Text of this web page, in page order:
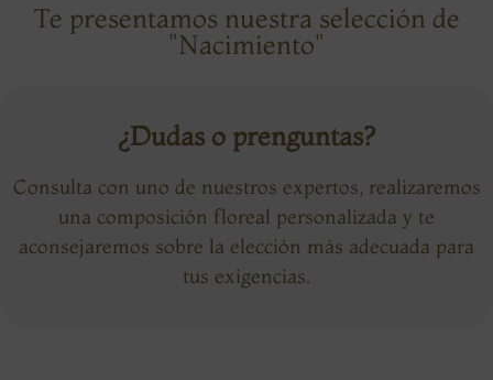
Te presentamos nuestra selección de
"Nacimiento"
¿Dudas o prenguntas?
Consulta con uno de nuestros expertos, realizaremos
una composición floreal personalizada y te
aconsejaremos sobre la elección más adecuada para
tus exigencias.